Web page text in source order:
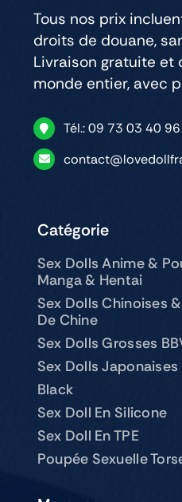
Tous nos prix
droits de douane,
Livraison gratuite et
monde entier, avec
Tél.: 09 73 03 40 96
Catégorie
Sex Dolls Anime &
Manga & Hentai
Sex Dolls Chinoises
De Chine
Sex Dolls Grosses
Sex Dolls Japonaises
Black
Sex Doll En Silicone
Sex Doll En TPE
Poupée Sexuelle